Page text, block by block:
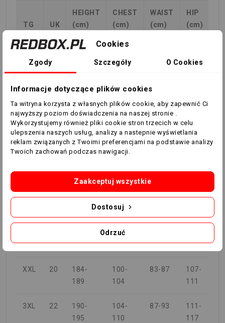
TG UK
HEIGHT
(cm)
CHEST
(cm)
WAIST
(cm)
HIP
(cm)
XXS 8
133-
71-71
82
XS 10
146-
77-83 63-66
S 12
160-
165
84-88 67-71
91-
95
171
99
L 16
172-
92-96 75-79
99-
183
96-100
107
XXL 20
184-
189
100-
104
83-87
107-
111
3XL 22
190-
195
104-
110
87-93
111-
117
Cookies
Zgody Szczegóły O Cookies
Informacje dotyczące plików cookies
Ta witryna korzysta z własnych plików cookie, aby zapewnić Ci
najwyższy poziom doświadczenia na naszej stronie .
Wykorzystujemy również pliki cookie stron trzecich w celu
ulepszenia naszych usług, analizy a nastepnie wyświetlania
reklam związanych z Twoimi preferencjami na podstawie analizy
Twoich zachowań podczas nawigacji.
Odrzuć
Dostosuj
Zaakceptuj wszystkie